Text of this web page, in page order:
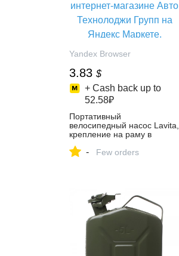
Yandex Browser
3.83 $
+ Cash back up to
52.58₽
Портативный
велосипедный насос Lavita,
крепление на раму в
комплекте, цвет черный –
купить в интернет-магазине
- Few orders